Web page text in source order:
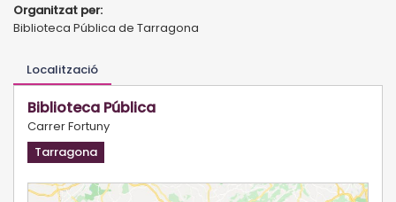
Organitzat per:
Biblioteca Pública de Tarragona
Localització
Biblioteca Pública
Carrer Fortuny
Tarragona